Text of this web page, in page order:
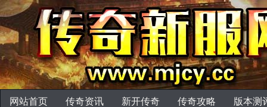
网站首页 传奇资讯 新开传奇 传奇攻略 版本测